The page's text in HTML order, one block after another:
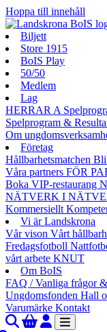
Hoppa till innehåll
Biljett
Store 1915
BoIS Play
50/50
Medlem
Lag
HERRAR A
Spelprogram &
Om
Företag
Hållbarhetsmatchen Bli
Våra partners FÖR
Boka VIP-restaurang
NÄTVERK I
Kommersiellt
Vi är Landskrona
Vår vison Vårt
Fredagsfotboll
vårt arbete KNUT
Om BoIS
FAQ / Vanliga frågor
Ungdomsfonden Hall
Varumärke Kontakt